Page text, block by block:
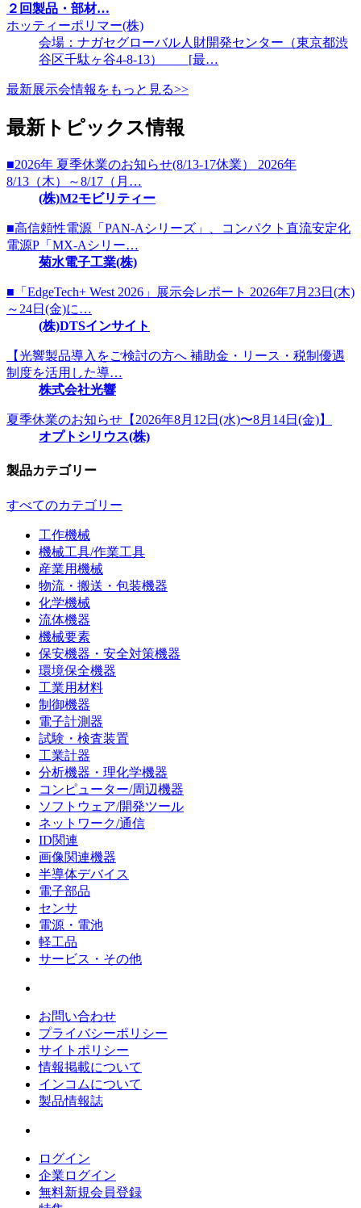
２回製品・部材…
ホッティーポリマー(株)
会場：ナガセグローバル人財開発センター（東京都渋
谷区千駄ヶ谷4-8-13） [最…
最新展示会情報をもっと見る>>
最新トピックス情報
■2026年 夏季休業のお知らせ(8/13-17休業） 2026年
8/13（木）～8/17（月…
(株)M2モビリティー
■高信頼性電源「PAN-Aシリーズ」、コンパクト直流安定化
電源P「MX-Aシリー…
菊水電子工業(株)
■「EdgeTech+ West 2026」展示会レポート 2026年7月23日(木)
～24日(金)に…
(株)DTSインサイト
【光響製品導入をご検討の方へ 補助金・リース・税制優遇
制度を活用した導…
株式会社光響
夏季休業のお知らせ【2026年8月12日(水)〜8月14日(金)】
オプトシリウス(株)
製品カテゴリー
すべてのカテゴリー
工作機械
機械工具/作業工具
産業用機械
物流・搬送・包装機器
化学機械
流体機器
機械要素
保安機器・安全対策機器
環境保全機器
工業用材料
制御機器
電子計測器
試験・検査装置
工業計器
分析機器・理化学機器
コンピューター/周辺機器
ソフトウェア/開発ツール
ネットワーク/通信
ID関連
画像関連機器
半導体デバイス
電子部品
センサ
電源・電池
軽工品
サービス・その他
お問い合わせ
プライバシーポリシー
サイトポリシー
情報掲載について
インコムについて
製品情報誌
ログイン
企業ログイン
無料新規会員登録